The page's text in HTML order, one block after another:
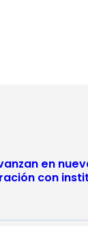
en
con